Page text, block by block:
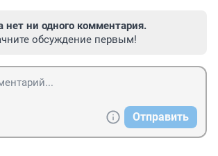
нет ни одного комментария.
обсуждение первым!
Отправить